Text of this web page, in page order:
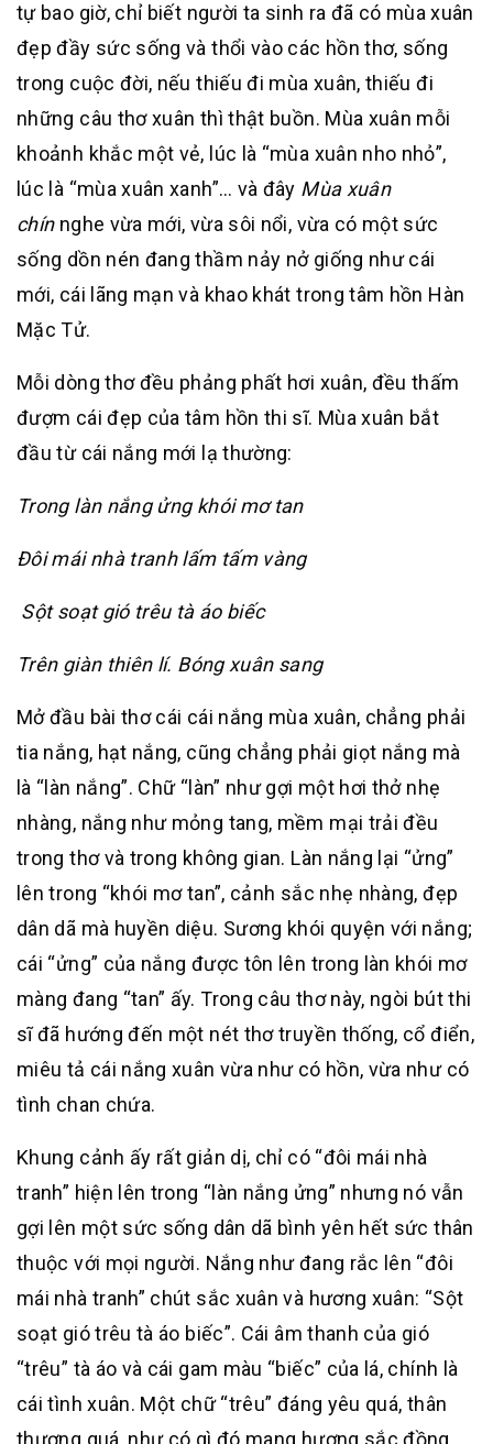
tự bao giờ, chỉ biết người ta sinh ra đã có mùa xuân
đẹp đầy sức sống và thổi vào các hồn thơ, sống
trong cuộc đời, nếu thiếu đi mùa xuân, thiếu đi
những câu thơ xuân thì thật buồn. Mùa xuân mỗi
khoảnh khắc một vẻ, lúc là “mùa xuân nho nhỏ”,
lúc là “mùa xuân xanh”… và đây Mùa xuân
chínnghe vừa mới, vừa sôi nổi, vừa có một sức
sống dồn nén đang thầm nảy nở giống như cái
mới, cái lãng mạn và khao khát trong tâm hồn Hàn
Mặc Tử.
Mỗi dòng thơ đều phảng phất hơi xuân, đều thấm
đượm cái đẹp của tâm hồn thi sĩ. Mùa xuân bắt
đầu từ cái nắng mới lạ thường:
Trong làn nắng ửng khói mơ tan
Đôi mái nhà tranh lấm tấm vàng
Sột soạt gió trêu tà áo biếc
Trên giàn thiên lí. Bóng xuân sang
Mở đầu bài thơ cái cái nắng mùa xuân, chẳng phải
tia nắng, hạt nắng, cũng chẳng phải giọt nắng mà
là “làn nắng”. Chữ “làn” như gợi một hơi thở nhẹ
nhàng, nắng như mỏng tang, mềm mại trải đều
trong thơ và trong không gian. Làn nắng lại “ửng”
lên trong “khói mơ tan”, cảnh sắc nhẹ nhàng, đẹp
dân dã mà huyền diệu. Sương khói quyện với nắng;
cái “ửng” của nắng được tôn lên trong làn khói mơ
màng đang “tan” ấy. Trong câu thơ này, ngòi bút thi
sĩ đã hướng đến một nét thơ truyền thống, cổ điển,
miêu tả cái nắng xuân vừa như có hồn, vừa như có
tình chan chứa.
Khung cảnh ấy rất giản dị, chỉ có “đôi mái nhà
tranh” hiện lên trong “làn nắng ửng” nhưng nó vẫn
gợi lên một sức sống dân dã bình yên hết sức thân
thuộc với mọi người. Nắng như đang rắc lên “đôi
mái nhà tranh” chút sắc xuân và hương xuân: “Sột
soạt gió trêu tà áo biếc”. Cái âm thanh của gió
“trêu” tà áo và cái gam màu “biếc” của lá, chính là
cái tình xuân. Một chữ “trêu” đáng yêu quá, thân
thương quá, như có gì đó mang hương sắc đồng